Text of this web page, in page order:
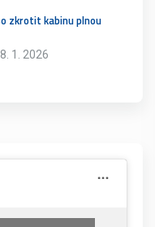
zkrotit kabinu plnou
8. 1. 2026